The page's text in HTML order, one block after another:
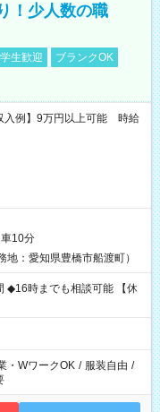
！少人数の職
生歓迎
ブランクOK
入例】9万円以上可能 時給
10分
：愛知県豊橋市船渡町）
・WワークOK / 服装自由 /